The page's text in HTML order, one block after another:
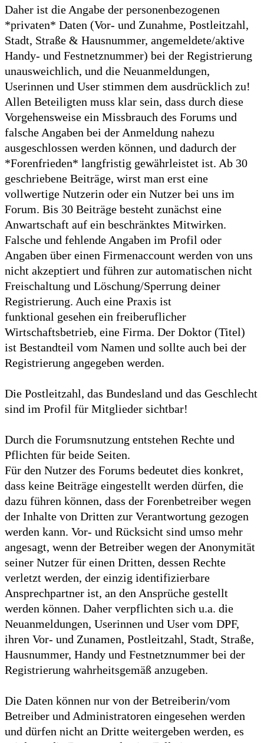
Daher ist die Angabe der personenbezogenen
*privaten* Daten (Vor- und Zunahme, Postleitzahl,
Stadt, Straße & Hausnummer, angemeldete/aktive
Handy- und Festnetznummer) bei der Registrierung
unausweichlich, und die Neuanmeldungen,
Userinnen und User stimmen dem ausdrücklich zu!
Allen Beteiligten muss klar sein, dass durch diese
Vorgehensweise ein Missbrauch des Forums und
falsche Angaben bei der Anmeldung nahezu
ausgeschlossen werden können, und dadurch der
*Forenfrieden* langfristig gewährleistet ist. Ab 30
geschriebene Beiträge, wirst man erst eine
vollwertige Nutzerin oder ein Nutzer bei uns im
Forum. Bis 30 Beiträge besteht zunächst eine
Anwartschaft auf ein beschränktes Mitwirken.
Falsche und fehlende Angaben im Profil oder
Angaben über einen Firmenaccount werden von uns
nicht akzeptiert und führen zur automatischen nicht
Freischaltung und Löschung/Sperrung deiner
Registrierung. Auch eine Praxis ist
funktional gesehen ein freiberuflicher
Wirtschaftsbetrieb, eine Firma. Der Doktor (Titel)
ist Bestandteil vom Namen und sollte auch bei der
Registrierung angegeben werden.
Die Postleitzahl, das Bundesland und das Geschlecht
sind im Profil für Mitglieder sichtbar!
Durch die Forumsnutzung entstehen Rechte und
Pflichten für beide Seiten.
Für den Nutzer des Forums bedeutet dies konkret,
dass keine Beiträge eingestellt werden dürfen, die
dazu führen können, dass der Forenbetreiber wegen
der Inhalte von Dritten zur Verantwortung gezogen
werden kann. Vor- und Rücksicht sind umso mehr
angesagt, wenn der Betreiber wegen der Anonymität
seiner Nutzer für einen Dritten, dessen Rechte
verletzt werden, der einzig identifizierbare
Ansprechpartner ist, an den Ansprüche gestellt
werden können. Daher verpflichten sich u.a. die
Neuanmeldungen, Userinnen und User vom DPF,
ihren Vor- und Zunamen, Postleitzahl, Stadt, Straße,
Hausnummer, Handy und Festnetznummer bei der
Registrierung wahrheitsgemäß anzugeben.
Die Daten können nur von der Betreiberin/vom
Betreiber und Administratoren eingesehen werden
und dürfen nicht an Dritte weitergeben werden, es